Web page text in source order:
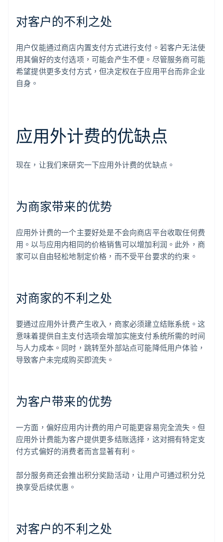
对客户的不利之处
用户仅能通过商店内置支付方式进行支付。若客户无法使
用其偏好的支付选项，可能会产生不便。尽管服务商可能
希望提供更多支付方式，但决定权在于应用平台而非企业
自身。
应用外计费的优缺点
现在，让我们来研究一下应用外计费的优缺点。
为商家带来的优势
应用外计费的一个主要好处是不会向商店平台收取任何费
用。以与应用内相同的价格销售可以增加利润。此外，商
家可以自由轻松地制定价格，而不受平台要求的约束。
对商家的不利之处
要通过应用外计费产生收入，商家必须建立结账系统。这
意味着提供自主支付选项会增加实施支付系统所需的时间
与人力成本。同时，跳转至外部站点可能降低用户体验，
导致客户未完成购买即流失。
为客户带来的优势
一方面，偏好应用内计费的用户可能更容易完全流失。但
应用外计费能为客户提供更多结账选择，这对拥有特定支
付方式偏好的消费者而言显著有利。
部分服务商还会推出积分奖励活动，让用户可通过积分兑
换享受后续优惠。
对客户的不利之处